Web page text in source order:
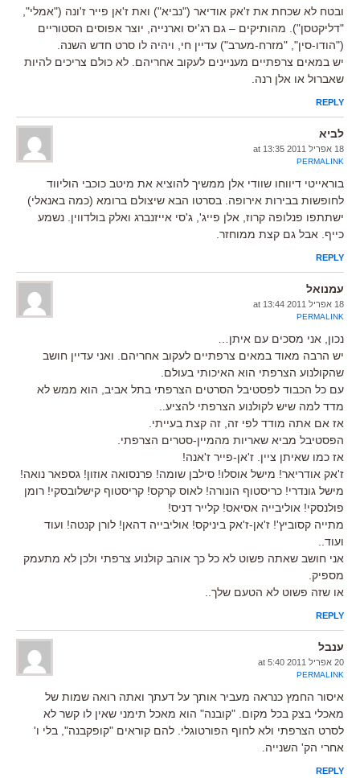
ובטח לא שכחת את ז'אק אודיאר ("נביא") ואת ז'אן פייר ז'ונה ("אמלי",
"דליקטסן"). מהותיקים – גם רג'יס וארנייה, יוצר אפוסים הסטוריים
("הודו-סין", "מזרח-מערב") עדיין חי, ויהיה לו סרט חדש השנה.
יש במאים צרפתיים מעניינים לעקוב אחריהם. לא כולם צריכים להיות
שאברול או אלן רנה.
REPLY
לביא
18 אפריל 2011 at 13:35
PERMALINK
בוראייטי דיווחו שוודי אלן ממשיך להוציא את מיטב כוכבי הוליווד
לחופשות בבירות אירופה. בסרטו הבא שיצולם ברומא (כמה באנאלי)
ישתתפו פנלופה קרוז, אלן פייג', ג'סי אייזנברג ואלק בולדווין. נשמע
כייף. אבל גם קצת ממוחזר.
REPLY
עמנואל
18 אפריל 2011 at 13:44
PERMALINK
נכון, אני מסכים עם איתן…
יש הרבה מאוד במאים צרפתיים לעקוב אחריהם. ואני עדיין חושב
שהקולנוע הצרפתי הוא האיכותי בעולם.
עם כל הכבוד לפסטיבל הסרטים הצרפתי בתל אביב, הוא ממש לא
מדד למה שיש לקולנוע הצרפתי להציע..
אז אם אתה מודד לפי זה, זה קצת בעייתי.
הפסטיבל מביא שאריות מהמיין-סטרים הצרפתי.
אז כמו שאיתן ציין. ז'אן-פייר ז'אנה!
ז'אק אודריאר! מישל אוסלו! סילבן שומה! פרנסואה אוזון! גספאר נואה!
מישל גונדרי! כריסטוף הונורה! לאוס קרקס! קריסטוף קישלובסקי! רומן
פולנסקי! אוליבייה אסיאס! קלייר דניס!
מתייה קסוביץ'! ז'אן-ז'אק ביניקס! אוליבייה דהאן! לורן קנטה! ועוד
ועוד..
אני חושב שאתה פשוט לא כל כך אוהב קולנוע צרפתי ולכן לא מתעמק
מספיק.
או שזה פשוט לא הטעם שלך..
REPLY
ענבל
20 אפריל 2011 at 5:40
PERMALINK
איסור החמץ כנראה מעביר אותך על דעתך ואתה רואה שמות של
מאכלי בצק בכל מקום. "קובנה" הוא מאכל תימני שאין לו קשר לא
לסרט הצרפתי ולא לחוף הפורטוגלי. להם קוראים "קופקבנה", בלי ו'
אחרי הק' השנייה.
REPLY